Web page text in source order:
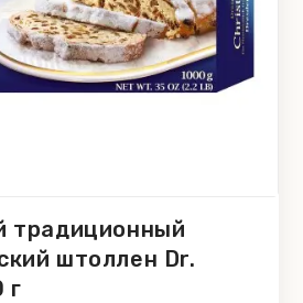
традиционный
штоллен Dr.
г